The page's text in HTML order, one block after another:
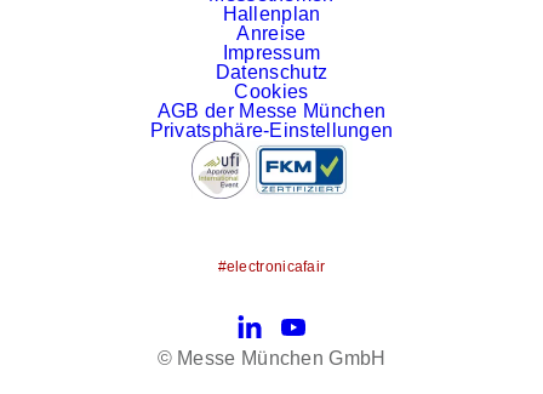
Hallenplan
Anreise
Impressum
Datenschutz
Cookies
AGB der Messe München
Privatsphäre-Einstellungen
#electronicafair
LinkedInYouTube
© Messe München GmbH